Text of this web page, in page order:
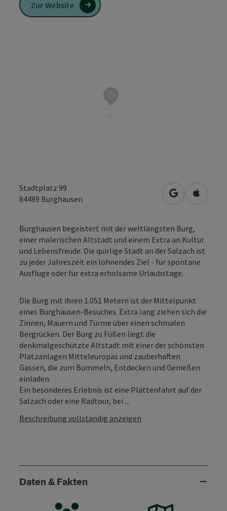
Stadtplatz 99
84489 Burghausen in Google
in
Burghausen begeistert mit der weltlängsten Burg,
einer malerischen Altstadt und einem Extra an Kultur
und Lebensfreude. Die quirlige Stadt an der Salzach ist
zu jeder Jahreszeit ein lohnendes Ziel - für spontane
Ausflüge oder für extra erholsame Urlaubstage.
Die Burg mit ihren 1.051 Metern ist der Mittelpunkt
eines Burghausen-Besuches. Extra lang ziehen sich die
Zinnen, Mauern und Türme über einen schmalen
Bergrücken. Der Burg zu Füßen liegt die
denkmalgeschützte Altstadt mit einer der schönsten
Platzanlagen Mitteleuropas und zauberhaften
Gassen, die zum Bummeln, Entdecken und Genießen
einladen.
Ein besonderes Erlebnis ist eine Plättenfahrt auf der
Salzach oder eine Radtour, bei ...
Beschreibung vollständig anzeigen
Daten & Fakten
Zur Website